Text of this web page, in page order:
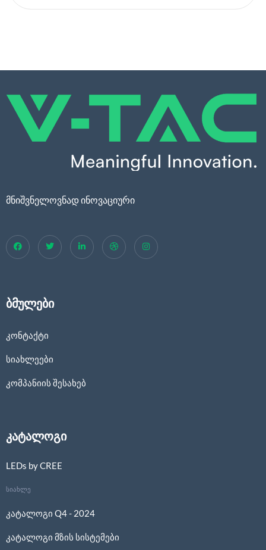
მნიშვნელოვნად ინოვაციური
ბმულები
კონტაქტი
სიახლეები
კომპანიის შესახებ
კატალოგი
LEDs by CREE
სიახლე
კატალოგი Q4 - 2024
კატალოგი მზის სისტემები